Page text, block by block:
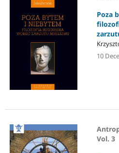
Poza
10
Vol. 3